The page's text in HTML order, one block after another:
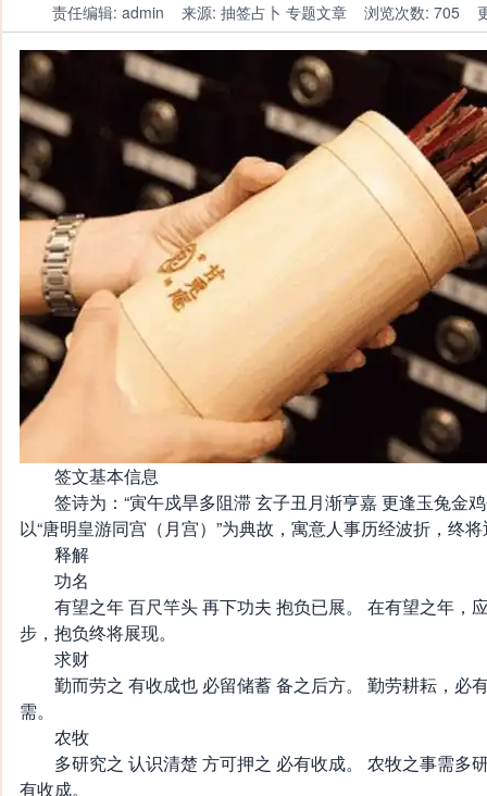
责任编辑: admin 来源: 抽签占卜 专题文章 浏览次数: 705
签文基本信息
签诗为：“寅午戍旱多阻滞 玄子丑月渐亨嘉 更逢玉兔金鸡
以“唐明皇游同宫（月宫）”为典故，寓意人事历经波折，终
释解
功名
有望之年 百尺竿头 再下功夫 抱负已展。 在有望之年，
步，抱负终将展现。
求财
勤而劳之 有收成也 必留储蓄 备之后方。 勤劳耕耘，必
需。
农牧
多研究之 认识清楚 方可押之 必有收成。 农牧之事需多
有收成。